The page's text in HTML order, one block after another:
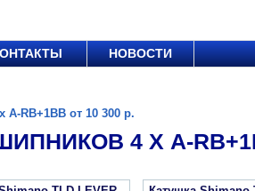
НОВОСТИ
RB+1BB от 10 300 р.
4 Х A-